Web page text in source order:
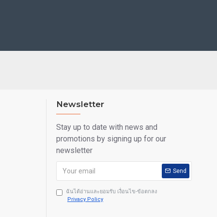
Newsletter
Stay up to date with news and
promotions by signing up for our
newsletter
Send
ฉันได้อ่านและยอมรับ เงื่อนไข-ข้อตกลง
Privacy Policy